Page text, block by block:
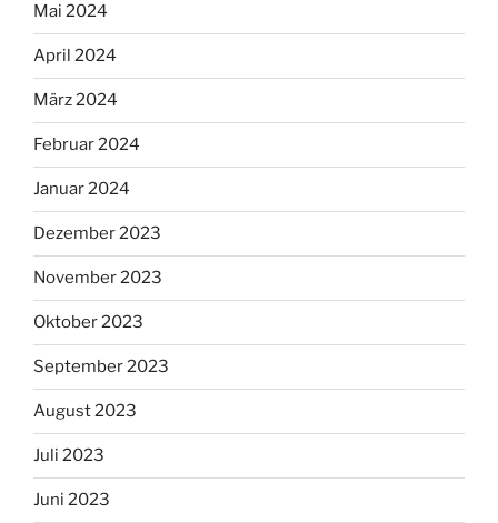
Mai 2024
April 2024
März 2024
Februar 2024
Januar 2024
Dezember 2023
November 2023
Oktober 2023
September 2023
August 2023
Juli 2023
Juni 2023